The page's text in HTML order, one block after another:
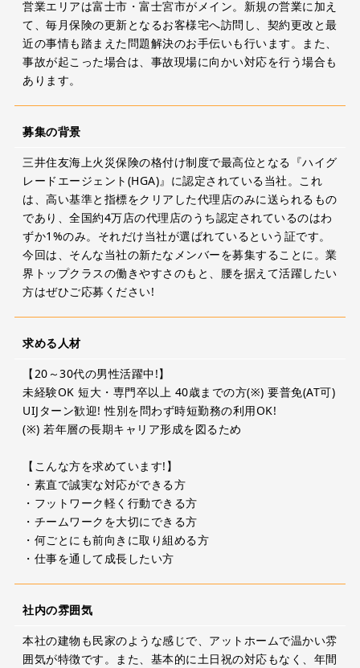
営業エリアは富士市・富士宮市がメイン。新規の営業に加え
て、毎月保険の更新となるお客様宅へ訪問し、契約更改と最
近の事情も踏まえた問題解決のお手伝いも行います。また、
事故が起こった場合は、事故現場に向かい対応を行う場合も
あります。
募集の背景
三井住友海上火災保険の格付け制度で最高位となる『ハイグ
レードエージェント(HGA)』に認定されている当社。これ
は、高い基準と指標をクリアした代理店のみに送られるもの
であり、全国約4万店の代理店のうち認定されているのはわ
ずか1%のみ。それだけ当社が選ばれているという証です。
今回は、そんな当社の新たなメンバーを募集することに。業
界トップクラスの働きやすさのもと、腰を据えて活躍したい
方はぜひご応募ください!
求める人材
【20～30代の男性活躍中!】
未経験OK 短大・専門卒以上 40歳までの方(※) 要普免(AT可)
UIJターン歓迎! 性別を問わず時短勤務の利用OK!
(※) 若年層の長期キャリア形成を図るため
【こんな方を求めています!】
・素直で誠実な対応ができる方
・フットワーク軽く行動できる方
・チームワークを大切にできる方
・何ごとにも前向きに取り組める方
・仕事を通して成長したい方
社内の雰囲気
本社の建物も民家のような感じで、アットホームで温かい雰
囲気が特徴です。また、基本的に土日祝の対応もなく、年間